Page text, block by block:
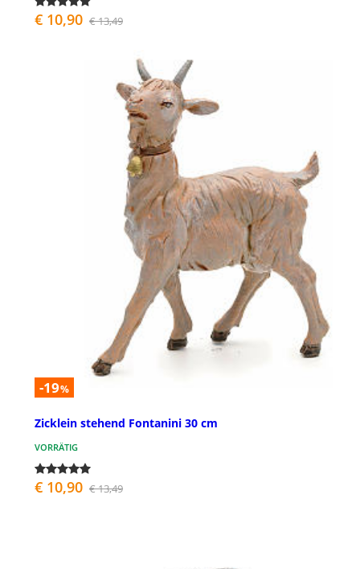
€ 10,90 € 13,49
-19%
Zicklein stehend Fontanini 30 cm
VORRÄTIG
€ 10,90 € 13,49